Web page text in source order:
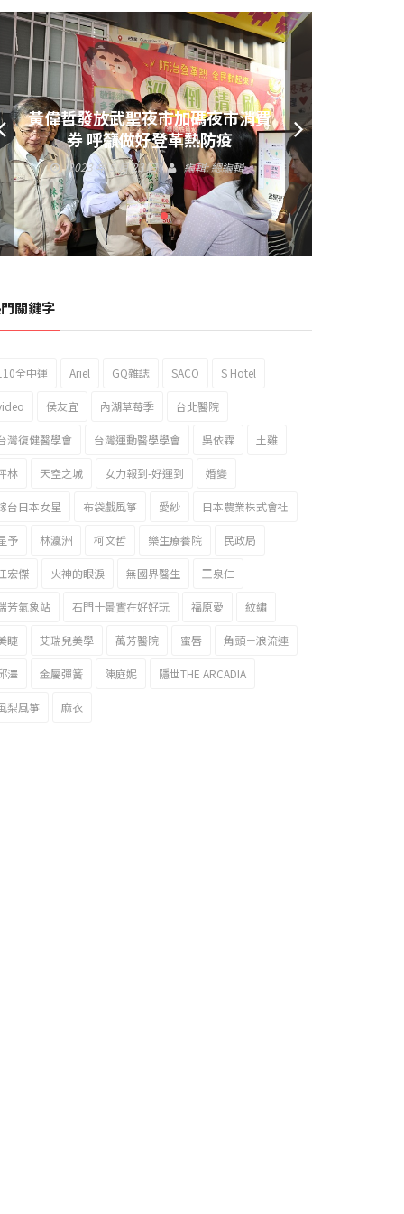
黃偉哲發放武聖夜市加碼夜市消費
券 呼籲做好登革熱防疫
2023 年 9 月 23 日 編輯:總編輯
關鍵字
全中運 Ariel GQ雜誌 SACO S Hotel
侯友宜 內湖草莓季 台北醫院
灣復健醫學會 台灣運動醫學學會 吳依霖 土雞
林 天空之城 女力報到-好運到 婚變
台日本女星 布袋戲風箏 愛紗 日本農業株式會社
予 林瀛洲 柯文哲 樂生療養院 民政局
宏傑 火神的眼淚 無國界醫生 王泉仁
芳氣象站 石門十景實在好好玩 福原愛 紋繡
睫 艾瑞兒美學 萬芳醫院 蜜唇 角頭－浪流連
澤 金屬彈簧 陳庭妮 隱世THE ARCADIA
梨風箏 麻衣